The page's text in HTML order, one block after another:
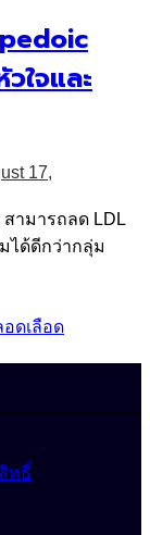
ใจและ
17,
สามารถลด LDL
ได้ดีกว่ากลุ่ม
ดเลือด
ทธิ์